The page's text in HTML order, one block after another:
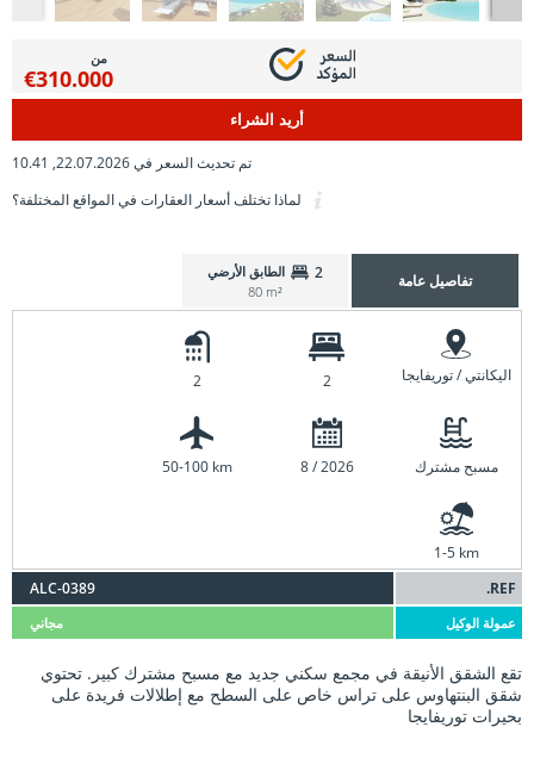
من
€310.000
أريد الشراء
تم تحديث السعر في 22.07.2026, 10.41
لماذا تختلف أسعار العقارات في المواقع المختلفة؟
تفاصيل عامة 2 الطابق الأرضي
80 m²
اليكانتي / توريفايجا 2
2
مسبح مشترك 8 / 2026
50-100 km
1-5 km
REF.
ALC-0389
عمولة الوكيل مجاني
تقع الشقق الأنيقة في مجمع سكني جديد مع مسبح مشترك كبير. تحتوي
شقق البنتهاوس على تراس خاص على السطح مع إطلالات فريدة على
بحيرات توريفايجا